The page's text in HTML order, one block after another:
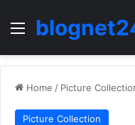
Menu
Home / Picture
Picture Collection